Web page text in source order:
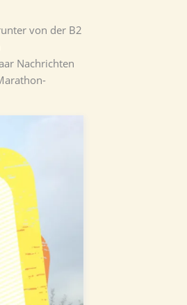
von der B2
Nachrichten